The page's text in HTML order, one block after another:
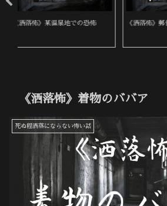
《洒落怖》ヤマ目 《洒落怖
《洒落怖》着物のババア
死ぬ程洒落にならない怖い話